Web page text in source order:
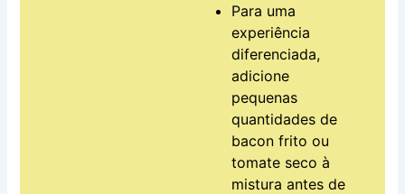
Para uma
experiência
diferenciada,
adicione
pequenas
quantidades de
bacon frito ou
tomate seco à
mistura antes de